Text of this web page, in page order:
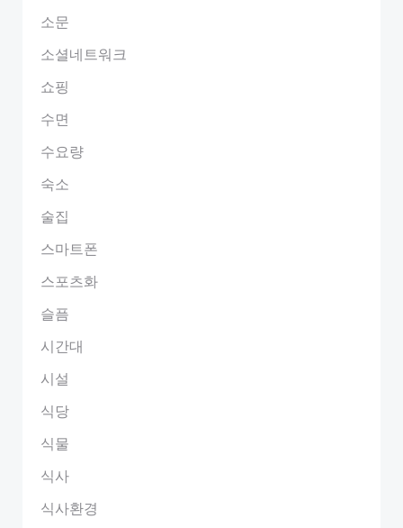
소문
소셜네트워크
쇼핑
수면
수요량
숙소
술집
스마트폰
스포츠화
슬픔
시간대
시설
식당
식물
식사
식사환경